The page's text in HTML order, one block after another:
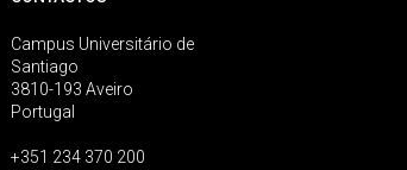
Campus Universitário de
Santiago
3810-193 Aveiro
Portugal
+351 234 370 200